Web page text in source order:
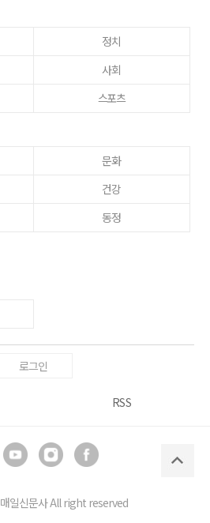
정치
사회
스포츠
문화
건강
동정
로그인
RSS
매일신문사All right reserved